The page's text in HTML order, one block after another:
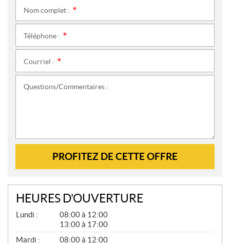
Nom complet :
Téléphone :
Courriel :
Questions/Commentaires :
PROFITEZ DE CETTE OFFRE
HEURES D'OUVERTURE
G
N
É
Lundi :
08:00 à 12:00
13:00 à 17:00
Mardi :
08:00 à 12:00